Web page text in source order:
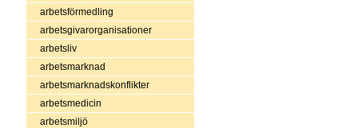
arbetsförmedling
arbetsgivarorganisationer
arbetsliv
arbetsmarknad
arbetsmarknadskonflikter
arbetsmedicin
arbetsmiljö